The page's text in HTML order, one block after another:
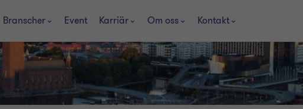
Branscher Event Karriär Om oss Kontakt